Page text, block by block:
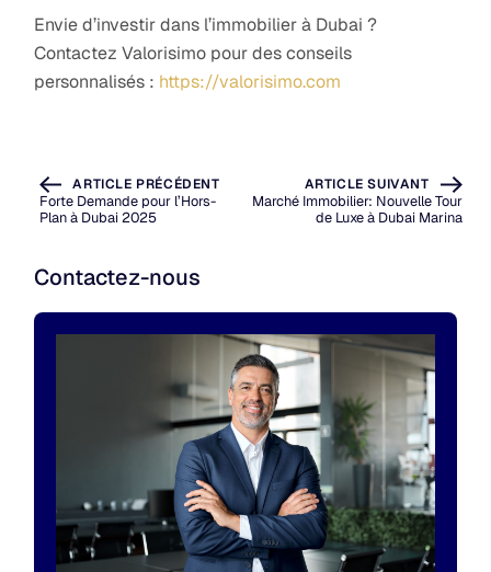
Envie d’investir dans l’immobilier à Dubai ?
Contactez Valorisimo pour des conseils
personnalisés : https://valorisimo.com
ARTICLE PRÉCÉDENT
Forte Demande pour l’Hors-
Plan à Dubai 2025
ARTICLE SUIVANT
Marché Immobilier: Nouvelle Tour
de Luxe à Dubai Marina
Contactez-nous